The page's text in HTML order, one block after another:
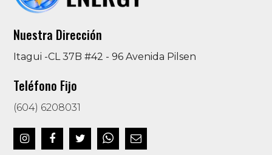
Nuestra Dirección
Itagui -CL 37B #42 - 96 Avenida Pilsen
Teléfono Fijo
(604) 6208031